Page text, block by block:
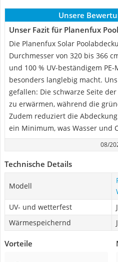
Unsere
Unser Fazit für Planenfux
Die Planenfux Solar
Durchmesser von 320 bis 366
und 100 % UV-beständigem
besonders langlebig macht.
gefallen: Die schwarze Seite
zu erwärmen, während die
Zudem reduziert die
ein Minimum, was Wasser und
08/
Technische Details
Modell
UV- und wetterfest
Wärmespeichernd
Vorteile